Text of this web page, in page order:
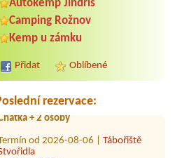
Autokemp Jindřiš
Camping Rožnov
Kemp u zámku
Přidat Oblíbené
rezervace:
1 místo + přípojka, 2 dospělí + pes
Termín od 2026-08-17 |
Poslední štace
+ 2 osoby
od 2026-08-06 |
1 misto u vody